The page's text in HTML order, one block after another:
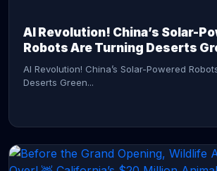
AI Revolution! China’s Solar-
Robots Are Turning Deserts
AI Revolution! China’s Solar-Powered
Deserts Green...